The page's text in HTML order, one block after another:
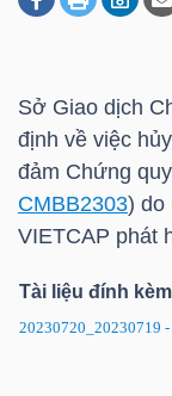
Sở Giao dịch
định về việc
đảm Chứng
CMBB2303) do
VIETCAP phát
Tài liệu đính
20230720_20230719
BẤT
ĐỘNG